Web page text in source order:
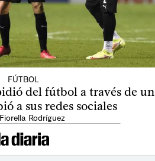
FÚTBOL
del fútbol a través de un
a sus redes sociales
Rodríguez